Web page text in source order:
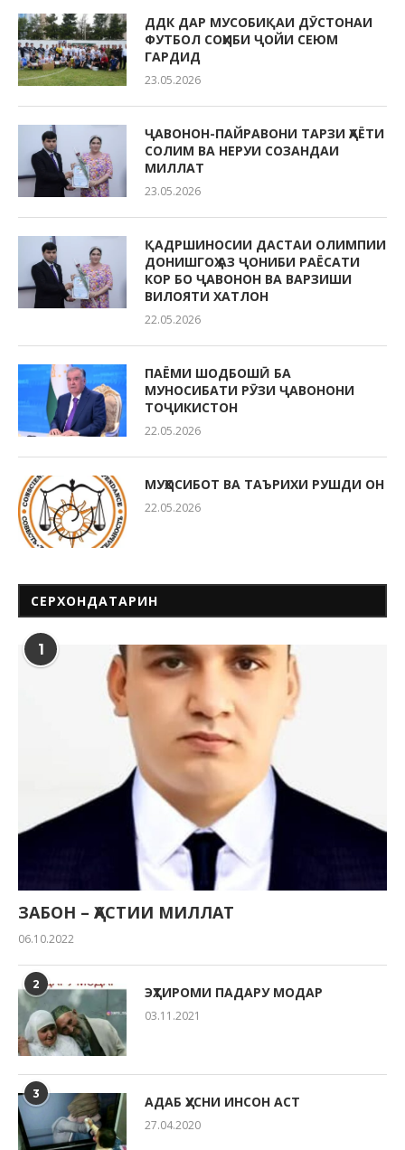
ДДК ДАР МУСОБИҚАИ ДӮСТОНАИ
ФУТБОЛ СОҲИБИ ҶОЙИ СЕЮМ
ГАРДИД
23.05.2026
ҶАВОНОН-ПАЙРАВОНИ ТАРЗИ ҲАЁТИ
СОЛИМ ВА НЕРУИ СОЗАНДАИ
МИЛЛАТ
23.05.2026
ҚАДРШИНОСИИ ДАСТАИ ОЛИМПИИ
ДОНИШГОҲ АЗ ҶОНИБИ РАЁСАТИ
КОР БО ҶАВОНОН ВА ВАРЗИШИ
ВИЛОЯТИ ХАТЛОН
22.05.2026
ПАЁМИ ШОДБОШӢ БА
МУНОСИБАТИ РӮЗИ ҶАВОНОНИ
ТОҶИКИСТОН
22.05.2026
МУҲОСИБОТ ВА ТАЪРИХИ РУШДИ ОН
22.05.2026
СЕРХОНДАТАРИН
1
ЗАБОН – ҲАСТИИ МИЛЛАТ
06.10.2022
2 ЭҲТИРОМИ ПАДАРУ МОДАР
03.11.2021
3 АДАБ ҲУСНИ ИНСОН АСТ
27.04.2020